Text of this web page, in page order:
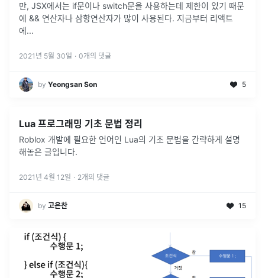
만, JSX에서는 if문이나 switch문을 사용하는데 제한이 있기 때문
에 && 연산자나 삼항연산자가 많이 사용된다. 지금부터 리액트
에...
2021년 5월 30일 · 0개의 댓글
by Yeongsan Son 5
Lua 프로그래밍 기초 문법 정리
Roblox 개발에 필요한 언어인 Lua의 기초 문법을 간략하게 설명
해놓은 글입니다.
2021년 4월 12일 · 2개의 댓글
by 고은찬 15